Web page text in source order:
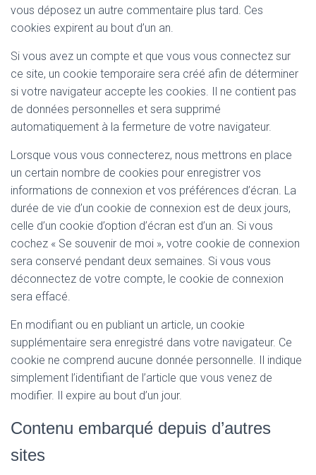
vous déposez un autre commentaire plus tard. Ces
cookies expirent au bout d’un an.
Si vous avez un compte et que vous vous connectez sur
ce site, un cookie temporaire sera créé afin de déterminer
si votre navigateur accepte les cookies. Il ne contient pas
de données personnelles et sera supprimé
automatiquement à la fermeture de votre navigateur.
Lorsque vous vous connecterez, nous mettrons en place
un certain nombre de cookies pour enregistrer vos
informations de connexion et vos préférences d’écran. La
durée de vie d’un cookie de connexion est de deux jours,
celle d’un cookie d’option d’écran est d’un an. Si vous
cochez « Se souvenir de moi », votre cookie de connexion
sera conservé pendant deux semaines. Si vous vous
déconnectez de votre compte, le cookie de connexion
sera effacé.
En modifiant ou en publiant un article, un cookie
supplémentaire sera enregistré dans votre navigateur. Ce
cookie ne comprend aucune donnée personnelle. Il indique
simplement l’identifiant de l’article que vous venez de
modifier. Il expire au bout d’un jour.
Contenu embarqué depuis d’autres
sites